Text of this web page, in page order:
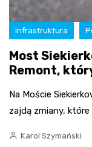
Infrastruktura
Most
Remont,
Na Moście
zajdą zmiany,
Karol Szymański